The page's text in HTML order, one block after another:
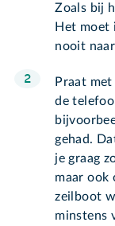
Zoals bij
Het moet
nooit
Praat
de
gehad.
je graag
maar ook
zeilboot
minstens